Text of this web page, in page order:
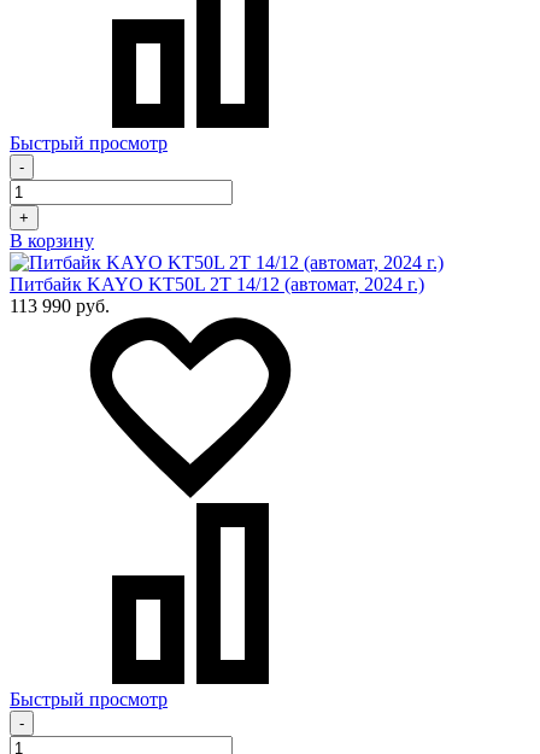
Быстрый просмотр
-
+
В корзину
Питбайк KAYO KT50L 2T 14/12 (автомат, 2024 г.)
113 990 руб.
Быстрый просмотр
-